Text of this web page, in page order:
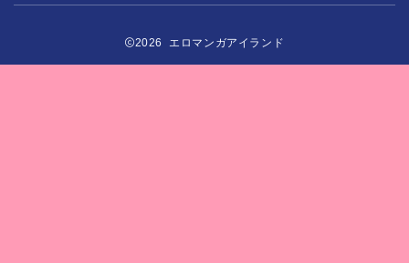
2026 エロマンガアイランド